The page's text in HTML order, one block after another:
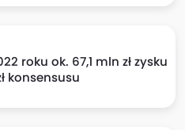
roku ok. 67,1 mln zł zysku
konsensusu